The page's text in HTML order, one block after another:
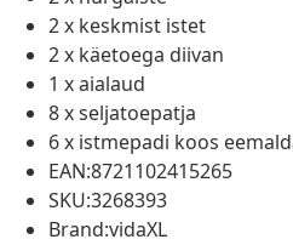
2 x keskmist istet
2 x käetoega diivan
1 x aialaud
8 x seljatoepatja
6 x istmepadi koos
EAN:8721102415265
SKU:3268393
Brand:vidaXL